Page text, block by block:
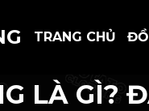
TRANG CHỦ
LÀ GÌ?